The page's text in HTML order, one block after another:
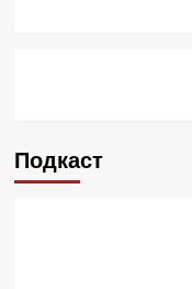
Подкаст